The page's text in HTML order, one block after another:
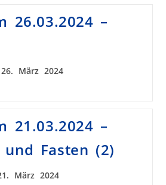
26.03.2024 –
26. März 2024
21.03.2024 –
Fasten (2)
März 2024